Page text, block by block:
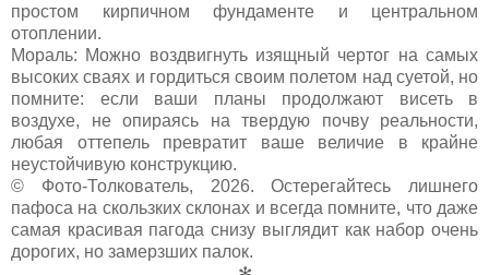
простом кирпичном фундаменте и центральном
отоплении.
Мораль: Можно воздвигнуть изящный чертог на самых
высоких сваях и гордиться своим полетом над суетой, но
помните: если ваши планы продолжают висеть в
воздухе, не опираясь на твердую почву реальности,
любая оттепель превратит ваше величие в крайне
неустойчивую конструкцию.
© Фото-Толкователь, 2026. Остерегайтесь лишнего
пафоса на скользких склонах и всегда помните, что даже
самая красивая пагода снизу выглядит как набор очень
дорогих, но замерзших палок.